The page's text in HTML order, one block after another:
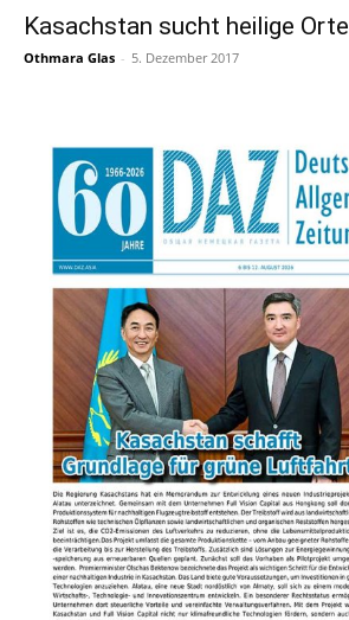
Kasachstan sucht heilige Orte
Othmara Glas - 5. Dezember 2017